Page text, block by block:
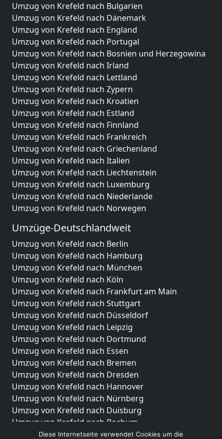
Umzug von Krefeld nach Bulgarien
Umzug von Krefeld nach Dänemark
Umzug von Krefeld nach England
Umzug von Krefeld nach Portugal
Umzug von Krefeld nach Bosnien und Herzegowina
Umzug von Krefeld nach Irland
Umzug von Krefeld nach Lettland
Umzug von Krefeld nach Zypern
Umzug von Krefeld nach Kroatien
Umzug von Krefeld nach Estland
Umzug von Krefeld nach Finnland
Umzug von Krefeld nach Frankreich
Umzug von Krefeld nach Griechenland
Umzug von Krefeld nach Italien
Umzug von Krefeld nach Liechtenstein
Umzug von Krefeld nach Luxemburg
Umzug von Krefeld nach Niederlande
Umzug von Krefeld nach Norwegen
Umzüge-Deutschlandweit
Umzug von Krefeld nach Berlin
Umzug von Krefeld nach Hamburg
Umzug von Krefeld nach München
Umzug von Krefeld nach Köln
Umzug von Krefeld nach Frankfurt am Main
Umzug von Krefeld nach Stuttgart
Umzug von Krefeld nach Düsseldorf
Umzug von Krefeld nach Leipzig
Umzug von Krefeld nach Dortmund
Umzug von Krefeld nach Essen
Umzug von Krefeld nach Bremen
Umzug von Krefeld nach Dresden
Umzug von Krefeld nach Hannover
Umzug von Krefeld nach Nürnberg
Umzug von Krefeld nach Duisburg
Umzug von Krefeld nach Bochum
Umzug von Krefeld nach Wuppertal
Diese Internetseite verwendet Cookies um die